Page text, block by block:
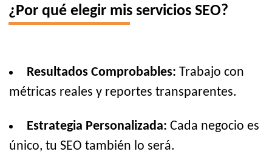
¿Por qué elegir mis servicios SEO?
Resultados Comprobables: Trabajo con
métricas reales y reportes transparentes.
Estrategia Personalizada: Cada negocio es
único, tu SEO también lo será.